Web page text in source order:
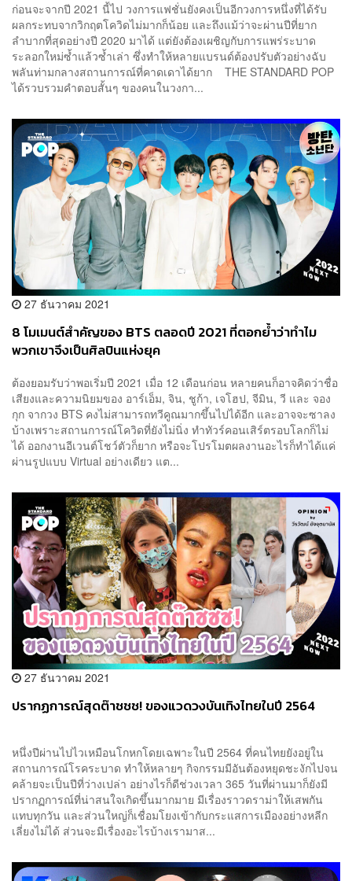
ก่อนจะจากปี 2021 นี้ไป วงการแฟชั่นยังคงเป็นอีกวงการหนึ่งที่ได้รับ
ผลกระทบจากวิกฤตโควิดไม่มากก็น้อย และถึงแม้ว่าจะผ่านปีที่ยาก
ลำบากที่สุดอย่างปี 2020 มาได้ แต่ยังต้องเผชิญกับการแพร่ระบาด
ระลอกใหม่ซ้ำแล้วซ้ำเล่า ซึ่งทำให้หลายแบรนด์ต้องปรับตัวอย่างฉับ
พลันท่ามกลางสถานการณ์ที่คาดเดาได้ยาก THE STANDARD POP
ได้รวบรวมคำตอบสั้นๆ ของคนในวงกา...
27 ธันวาคม 2021
8 โมเมนต์สำคัญของ BTS ตลอดปี 2021 ที่ตอกย้ำว่าทำไม
พวกเขาจึงเป็นศิลปินแห่งยุค
ต้องยอมรับว่าพอเริ่มปี 2021 เมื่อ 12 เดือนก่อน หลายคนก็อาจคิดว่าชื่อ
เสียงและความนิยมของ อาร์เอ็ม, จิน, ชูก้า, เจโฮป, จีมิน, วี และ จอง
กุก จากวง BTS คงไม่สามารถทวีคูณมากขึ้นไปได้อีก และอาจจะซาลง
บ้างเพราะสถานการณ์โควิดที่ยังไม่นิ่ง ทำทัวร์คอนเสิร์ตรอบโลกก็ไม่
ได้ ออกงานอีเวนต์โชว์ตัวก็ยาก หรือจะโปรโมตผลงานอะไรก็ทำได้แค่
ผ่านรูปแบบ Virtual อย่างเดียว แต...
27 ธันวาคม 2021
ปรากฏการณ์สุดต๊าชชช! ของแวดวงบันเทิงไทยในปี 2564
หนึ่งปีผ่านไปไวเหมือนโกหกโดยเฉพาะในปี 2564 ที่คนไทยยังอยู่ใน
สถานการณ์โรคระบาด ทำให้หลายๆ กิจกรรมมีอันต้องหยุดชะงักไปจน
คล้ายจะเป็นปีที่ว่างเปล่า อย่างไรก็ดีช่วงเวลา 365 วันที่ผ่านมาก็ยังมี
ปรากฏการณ์ที่น่าสนใจเกิดขึ้นมากมาย มีเรื่องราวดราม่าให้เสพกัน
แทบทุกวัน และส่วนใหญ่ก็เชื่อมโยงเข้ากับกระแสการเมืองอย่างหลีก
เลี่ยงไม่ได้ ส่วนจะมีเรื่องอะไรบ้างเรามาส...